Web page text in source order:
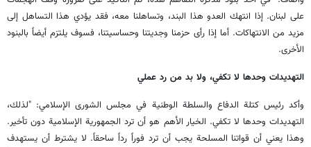
على لبنان. إذا انتهك العدو هذا البند، وتساهلنا معه، فقد يؤدي هذا التساهل إلى
مزيد من الانتهاكات. أما إذا رأى حزمنا وجديتنا وحساسيتنا، فسوف يلتزم أيضاً بالبنود
الأخرى.
التهديدات وحدها لا تكفي، ولا بد من رد عملي
وأكد رئيس كتلة الدفاع والسلطة الوطنية في مجلس الشورى الإسلامي: "لذلك،
التهديدات وحدها لا تكفي. الخيار الأهم هو أن ترد الجمهورية الإسلامية دون تأخير.
وهذا يعني أن قواتنا المسلحة يجب أن ترد فوراً رداً ساحقاً. لا يشترط أن يستهدف